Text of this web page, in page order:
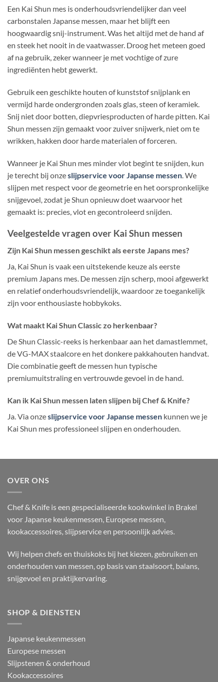
Een Kai Shun mes is onderhoudsvriendelijker dan veel
carbonstalen Japanse messen, maar het blijft een
hoogwaardig snij-instrument. Was het altijd met de hand af
en steek het nooit in de vaatwasser. Droog het meteen goed
af na gebruik, zeker wanneer je met vochtige of zure
ingrediënten hebt gewerkt.
Gebruik een geschikte houten of kunststof snijplank en
vermijd harde ondergronden zoals glas, steen of keramiek.
Snij niet door botten, diepvriesproducten of harde pitten. Kai
Shun messen zijn gemaakt voor zuiver snijwerk, niet om te
wrikken, hakken door harde materialen of forceren.
Wanneer je Kai Shun mes minder vlot begint te snijden, kun
je terecht bij onzeslijpservice voor Japanse messen . We
slijpen met respect voor de geometrie en het oorspronkelijke
snijgevoel, zodat je Shun opnieuw doet waarvoor het
gemaakt is: precies, vlot en gecontroleerd snijden.
Veelgestelde vragen over Kai Shun messen
Zijn Kai Shun messen geschikt als eerste Japans mes?
Ja, Kai Shun is vaak een uitstekende keuze als eerste
premium Japans mes. De messen zijn scherp, mooi afgewerkt
en relatief onderhoudsvriendelijk, waardoor ze toegankelijk
zijn voor enthousiaste hobbykoks.
Wat maakt Kai Shun Classic zo herkenbaar?
De Shun Classic-reeks is herkenbaar aan het damastlemmet,
de VG-MAX staalcore en het donkere pakkahouten handvat.
Die combinatie geeft de messen hun typische
premiumuitstraling en vertrouwde gevoel in de hand.
Kan ik Kai Shun messen laten slijpen bij Chef & Knife?
Ja. Via onzeslijpservice voor Japanse messen kunnen we je
Kai Shun mes professioneel slijpen en onderhouden.
OVER ONS
Chef & Knife is een gespecialiseerde kookwinkel in Brakel
voor Japanse keukenmessen, Europese messen,
kookaccessoires, slijpservice en persoonlijk advies.
Wij helpen chefs en thuiskoks bij het kiezen, gebruiken en
onderhouden van messen, op basis van staalsoort, balans,
snijgevoel en praktijkervaring.
SHOP & DIENSTEN
Japanse keukenmessen
Europese messen
Slijpstenen & onderhoud
Kookaccessoires